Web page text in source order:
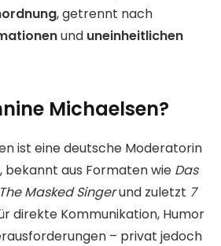
, getrennt nach
und uneinheitlichen
Michaelsen?
ist eine deutsche Moderatorin
bekannt aus Formaten wie Das
The Masked Singerund zuletzt 7
direkte Kommunikation, Humor
– privat jedoch